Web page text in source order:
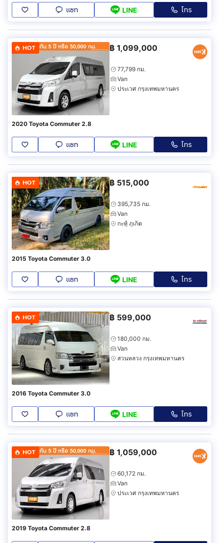
แชท LINE โทร
HOT ฿ 1,099,000
77,799 กม.
Van
ประเวศ กรุงเทพมหานคร
2020 Toyota Commuter 2.8
แชท LINE โทร
HOT ฿ 515,000
395,735 กม.
Van
กะทู้ ภูเก็ต
2015 Toyota Commuter 3.0
แชท LINE โทร
HOT ฿ 599,000
180,000 กม.
Van
สวนหลวง กรุงเทพมหานคร
2016 Toyota Commuter 3.0
แชท LINE โทร
HOT ฿ 1,059,000
60,172 กม.
Van
ประเวศ กรุงเทพมหานคร
2019 Toyota Commuter 2.8